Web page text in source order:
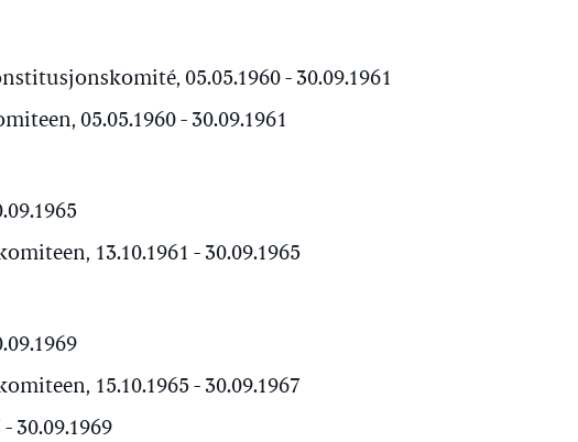
05.05.1960 - 30.09.1961
05.05.1960 - 30.09.1961
13.10.1961 - 30.09.1965
15.10.1965 - 30.09.1967
30.09.1969